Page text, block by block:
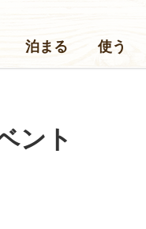
泊まる 使う